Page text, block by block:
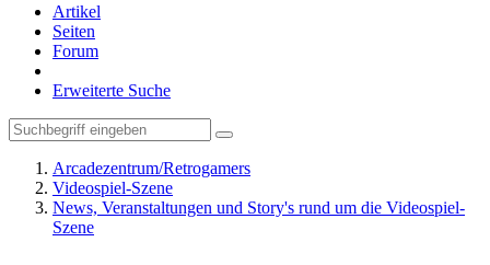
Artikel
Seiten
Forum
Erweiterte Suche
Arcadezentrum/Retrogamers
Videospiel-Szene
News, Veranstaltungen und Story's rund um die Videospiel-
Szene